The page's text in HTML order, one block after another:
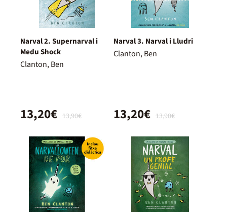
Narval 2. Supernarval i
Medu Shock
Clanton, Ben
13,90€
13,20€
Narval 3. Narval i Lludri
Clanton, Ben
13,90€
13,20€